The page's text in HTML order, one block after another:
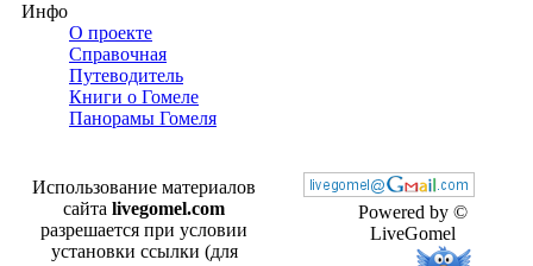
Инфо
О проекте
Справочная
Путеводитель
Книги о Гомеле
Панорамы Гомеля
Powered by ©
LiveGomel
Использование материалов
сайта livegomel.com
разрешается при условии
установки ссылки (для